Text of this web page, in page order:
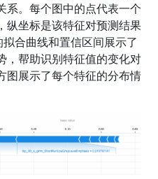
系。每个图中的点代表一个
纵坐标是该特征对预测结果
合曲线和置信区间展示了
，帮助识别特征值的变化对
图展示了每个特征的分布情